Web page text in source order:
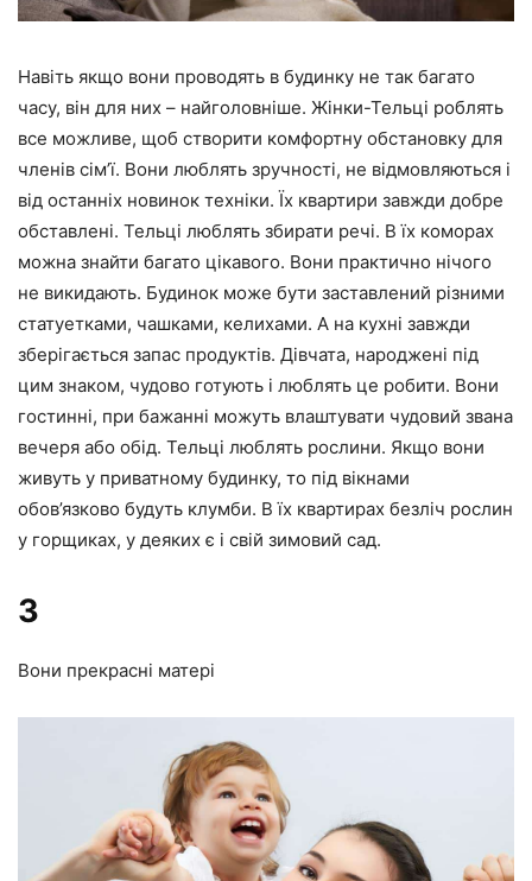
Навіть якщо вони проводять в будинку не так багато
часу, він для них – найголовніше. Жінки-Тельці роблять
все можливе, щоб створити комфортну обстановку для
членів сім’ї. Вони люблять зручності, не відмовляються і
від останніх новинок техніки. Їх квартири завжди добре
обставлені. Тельці люблять збирати речі. В їх коморах
можна знайти багато цікавого. Вони практично нічого
не викидають. Будинок може бути заставлений різними
статуетками, чашками, келихами. А на кухні завжди
зберігається запас продуктів. Дівчата, народжені під
цим знаком, чудово готують і люблять це робити. Вони
гостинні, при бажанні можуть влаштувати чудовий звана
вечеря або обід. Тельці люблять рослини. Якщо вони
живуть у приватному будинку, то під вікнами
обов’язково будуть клумби. В їх квартирах безліч рослин
у горщиках, у деяких є і свій зимовий сад.
3
Вони прекрасні матері